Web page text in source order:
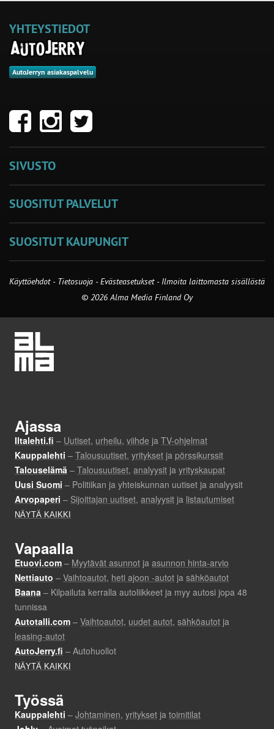
YHTEYSTIEDOT
AutoJerryn asiakaspalvelu
SIVUSTO
SUOSITUT PALVELUT
SUOSITUT KAUPUNGIT
Käyttöehdot - Tietosuoja -Evästeasetukset- Ilmoita laittomasta sisällöstä
© 2026 Alma Media Finland Oy